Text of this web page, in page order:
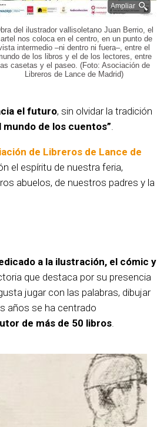
Ampliar
del ilustrador vallisoletano Juan Berrio, el
nos coloca en el centro, en un punto de
intermedio –ni dentro ni fuera–, entre el
de los libros y el de los lectores, entre
las casetas y el paseo. (Foto: Asociación de
Libreros de Lance de Madrid)
el futuro, sin olvidar la tradición
de los cuentos”
de Libreros de Lance de
el espíritu de nuestra feria,
abuelos, de nuestros padres y la
a la ilustración, el cómic y
que destaca por su presencia
jugar con las palabras, dibujar
años se ha centrado
de más de 50 libros